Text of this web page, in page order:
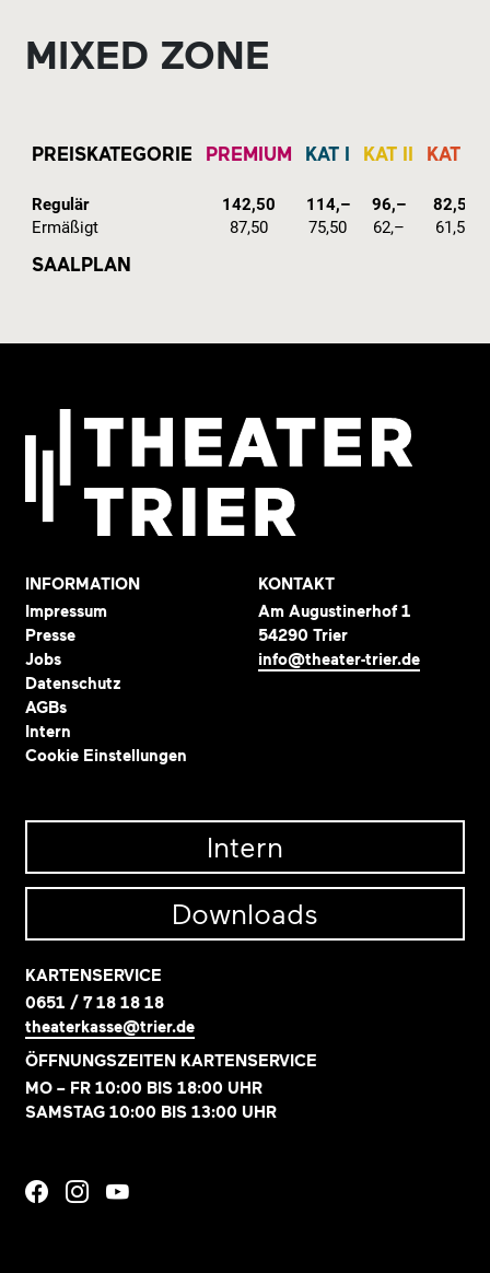
MIXED ZONE
PREISKATEGORIE PREMIUM KAT I KAT II KAT III
Regulär 142,50 114,– 96,–
82,50
Ermäßigt
87,50 75,50 62,– 61,50
SAALPLAN
INFORMATION
Impressum
Presse
Jobs
Datenschutz
AGBs
Intern
Cookie Einstellungen
KONTAKT
Am Augustinerhof 1
54290 Trier
info@theater-trier.de
Intern
Downloads
KARTENSERVICE
0651 / 7 18 18 18
theaterkasse@trier.de
ÖFFNUNGSZEITEN KARTENSERVICE
MO – FR 10:00 BIS 18:00 UHR
SAMSTAG 10:00 BIS 13:00 UHR